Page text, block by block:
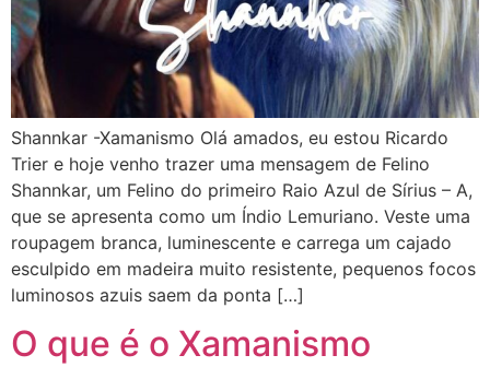
Shannkar -Xamanismo Olá amados, eu estou Ricardo
Trier e hoje venho trazer uma mensagem de Felino
Shannkar, um Felino do primeiro Raio Azul de Sírius – A,
que se apresenta como um Índio Lemuriano. Veste uma
roupagem branca, luminescente e carrega um cajado
esculpido em madeira muito resistente, pequenos focos
luminosos azuis saem da ponta […]
O que é o Xamanismo